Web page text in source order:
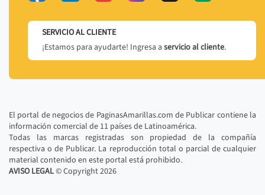
SERVICIO AL CLIENTE
¡Estamos para ayudarte! Ingresa a servicio al cliente.
El portal de negocios de PaginasAmarillas.com de Publicar contiene la
información comercial de 11 países de Latinoamérica.
Todas las marcas registradas son propiedad de la compañía
respectiva o de Publicar. La reproducción total o parcial de cualquier
material contenido en este portal está prohibido.
AVISO LEGAL© Copyright2026